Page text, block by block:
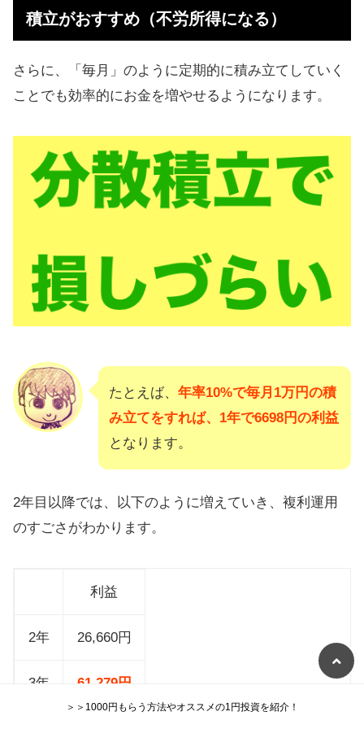
積立がおすすめ（不労所得になる）
さらに、「毎月」のように定期的に積み立てしていく
ことでも効率的にお金を増やせるようになります。
たとえば、 年率10%で毎月1万円の積
み立てをすれば、1年で6698円の利益
となります。
2年目以降では、以下のように増えていき、複利運用
のすごさがわかります。
利益
2年 26,660円
3年 61,279円
＞＞1000円もらう方法やオススメの1円投資を紹介！